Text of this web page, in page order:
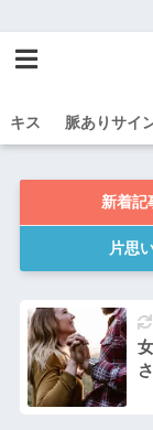
キス 脈ありサイ
新着記
片思